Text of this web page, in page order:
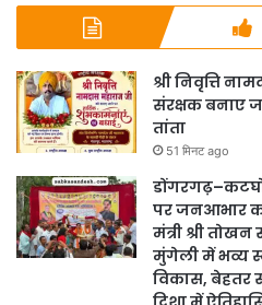
श्री निवृत्ति
संरक्षक बनाए
तांता
51 मिनट ago
पर जनआभार का
मंत्री श्री
मुंगेली में भव्य
विकास, बेहतर